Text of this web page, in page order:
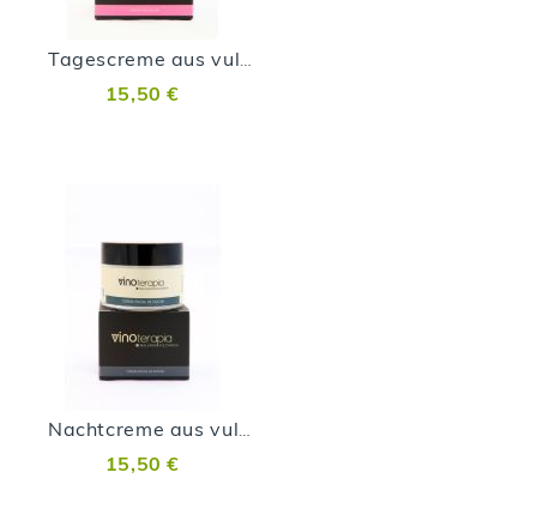
Tagescreme aus vulkanischen Malvasía-Trauben
15,50 €
Nachtcreme aus vulkanischen Malvasía-Trauben
15,50 €